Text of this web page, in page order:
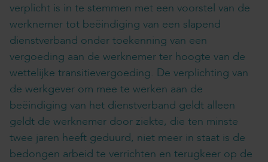
verplicht is in te stemmen met een voorstel van de
werknemer tot beëindiging van een slapend
dienstverband onder toekenning van een
vergoeding aan de werknemer ter hoogte van de
wettelijke transitievergoeding. De verplichting van
de werkgever om mee te werken aan de
beëindiging van het dienstverband geldt alleen
geldt de werknemer door ziekte, die ten minste
twee jaren heeft geduurd, niet meer in staat is de
bedongen arbeid te verrichten en terugkeer op de